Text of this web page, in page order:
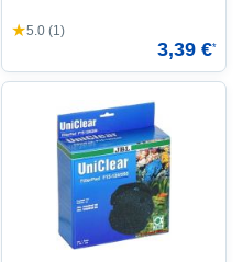
★5.0 (1)
3,39 €*